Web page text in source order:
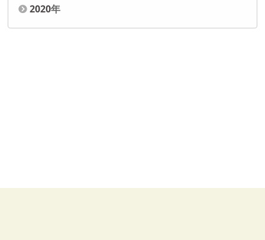
2020年